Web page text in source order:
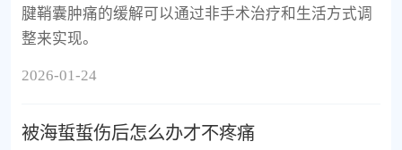
腱鞘囊肿痛的缓解可以通过非手术治疗和生活方式调
整来实现。
2026-01-24
被海蜇蜇伤后怎么办才不疼痛